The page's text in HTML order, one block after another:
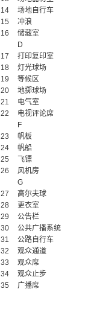
14
场地自行车
15
冲浪
16
储藏室
D
17
打印复印室
18
灯光球场
19
等候区
20
地掷球场
21
电气室
22
电视评论席
F
23
帆板
24
帆船
25
飞镖
26
风机房
G
27
高尔夫球
28
更衣室
29
公告栏
30
公共广播系统
31
公路自行车
32
观众通道
33
观众席
34
观众止步
35
广播席